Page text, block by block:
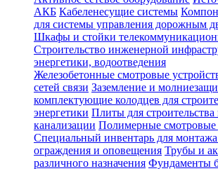
АКБ Кабеленесущие системы
для системы управления дорожным
Шкафы и стойки
Строительство инженерной
энергетики, водоотведения
Железобетонные смотровые
сетей связи Заземление и
комплектующие колодцев для
энергетики Плиты для строительства
канализации Полимерные смотровые
Специальный инвентарь для монтажа
ограждения и оповещения Трубы и
различного назначения Фундаменты